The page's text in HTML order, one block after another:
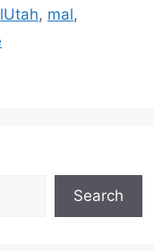
lUtah, mal,
Search